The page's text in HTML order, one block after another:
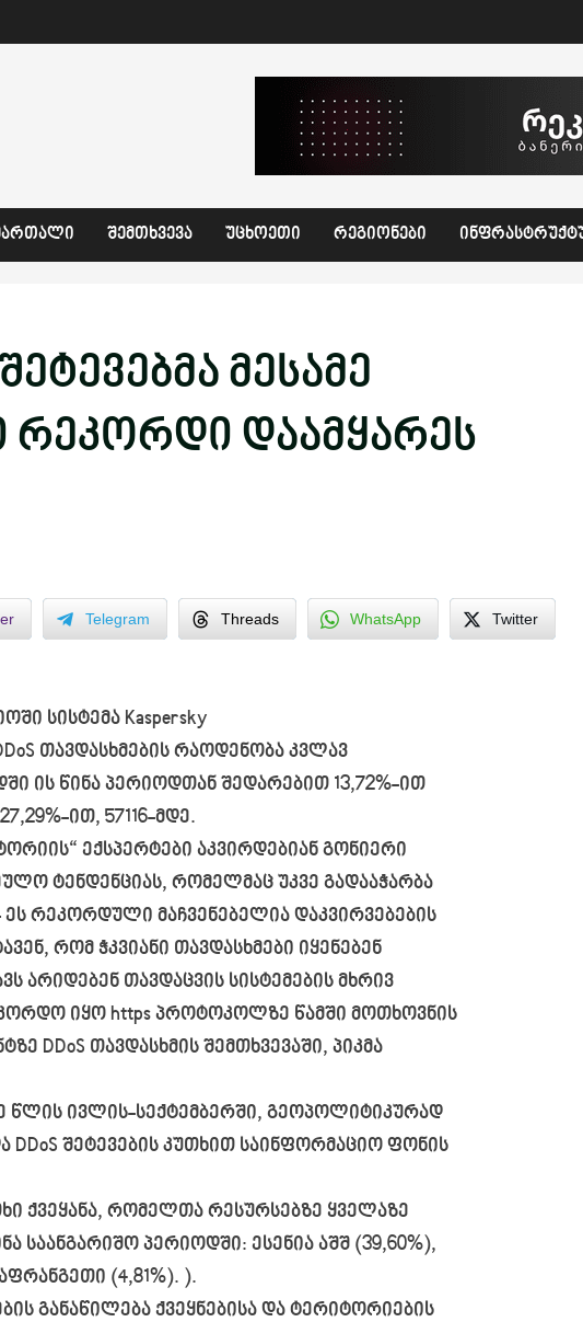
ᲨᲔᲛᲗᲮᲕᲔᲕᲐ ᲣᲪᲮᲝᲔᲗᲘ ᲠᲔᲒᲘᲝᲜᲔᲑᲘ
მესამე
დაამყარეს
Telegram Threads WhatsApp Twitter
სისტემა Kaspersky
თავდასხმების რაოდენობა კვლავ
ის წინა პერიოდთან შედარებით 13,72%-ით
ით, 57116-მდე.
ექსპერტები აკვირდებიან გონიერი
ტენდენციას, რომელმაც უკვე გადააჭარბა
ეს რეკორდული მაჩვენებელია დაკვირვებების
რომ ჭკვიანი თავდასხმები იყენებენ
არიდებენ თავდაცვის სისტემების მხრივ
იყო https პროტოკოლზე წამში მოთხოვნის
DDoS თავდასხმის შემთხვევაში, პიკმა
წლის ივლის-სექტემბერში, გეოპოლიტიკურად
შეტევების კუთხით საინფორმაციო ფონის
ქვეყანა, რომელთა რესურსებზე ყველაზე
საანგარიშო პერიოდში: ესენია აშშ (39,60%),
(4,81%). ).
განაწილება ქვეყნებისა და ტერიტორიების